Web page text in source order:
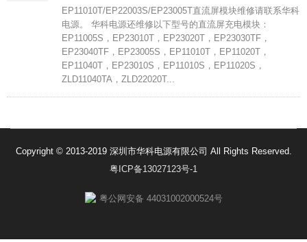
EP11010T/EP22003S/EP23005T直流屏模块维修请联系华科
电源。 华科电源还维修以下型号的直流屏充电模块：
EP11005S，EP23010T，EP23020T，EP23030TF，
EP23040TF，EP23005S，EP11010T，EP11020T，
EP11040T，EP23010S，EP11010S，EP11020S，
ZLD11040TA，ZLD22020T...
Copyright © 2013-2019 深圳市华科电源有限公司 All Rights Reserved.
粤ICP备13027123号-1
粤公网安备 44031002000524号